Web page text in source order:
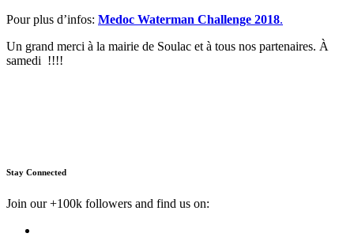
Pour plus d’infos: Medoc Waterman Challenge 2018.
Un grand merci à la mairie de Soulac et à tous nos partenaires. À
samedi !!!!
Stay Connected
Join our +100k followers and find us on: